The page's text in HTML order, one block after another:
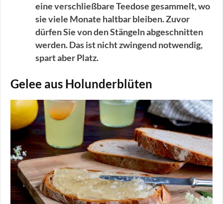
eine verschließbare Teedose gesammelt, wo
sie viele Monate haltbar bleiben. Zuvor
dürfen Sie von den Stängeln abgeschnitten
werden. Das ist nicht zwingend notwendig,
spart aber Platz.
Gelee aus Holunderblüten